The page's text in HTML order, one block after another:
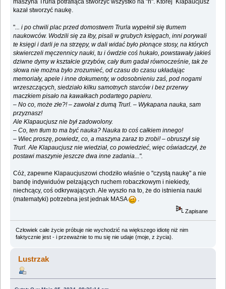
kazał stworzyć naukę.
" ... i po chwili plac przed domostwem Trurla wypełnił się tłumem
naukowców. Wodzili się za łby, pisali w grubych księgach, inni porywali
te księgi i darli je na strzępy, w dali widać było płonące stosy, na których
skwierczeli męczennicy nauki, tu i ówdzie coś hukało, powstawały jakieś
dziwne dymy w kształcie grzybów, cały tłum gadał równocześnie, tak że
słowa nie można było zrozumieć, od czasu do czasu układając
memoriały, apele i inne dokumenty, w odosobnieniu zaś, pod nogami
wrzeszczących, siedziało kilku samotnych starców i bez przerwy
maczkiem pisało na kawałkach podartego papieru.
– No co, może złe?! – zawołał z dumą Trurl. – Wykapana nauka, sam
przyznasz!
Ale Klapaucjusz nie był zadowolony.
– Co, ten tłum to ma być nauka? Nauka to coś całkiem innego!
– Wiec proszę, powiedz, co, a maszyna zaraz to zrobi! – obruszył się
Trurl. Ale Klapaucjusz nie wiedział, co powiedzieć, więc oświadczył, że
postawi maszynie jeszcze dwa inne zadania...".
Cóż, zapewne Klapaucjuszowi chodziło właśnie o "czystą naukę" a nie
bandę indywiduów pełzających ruchem robaczkowym i niekiedy,
niechcący, coś odkrywających. Ale wyszło na to, że do istnienia nauki
(matematyki) potrzebna jest jednak MASA
Zapisane
Człowiek całe życie próbuje nie wychodzić na większego idiotę niż nim
faktycznie jest - i przeważnie to mu się nie udaje (moje, z życia).
Lustrzak